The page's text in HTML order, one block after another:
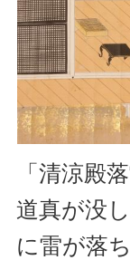
「清涼殿落
道真が没
に雷が落